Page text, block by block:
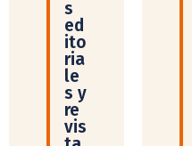
s
ed
ito
ria
le
s y
re
vis